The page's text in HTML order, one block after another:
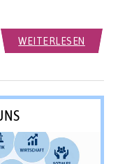
WEITERLESEN